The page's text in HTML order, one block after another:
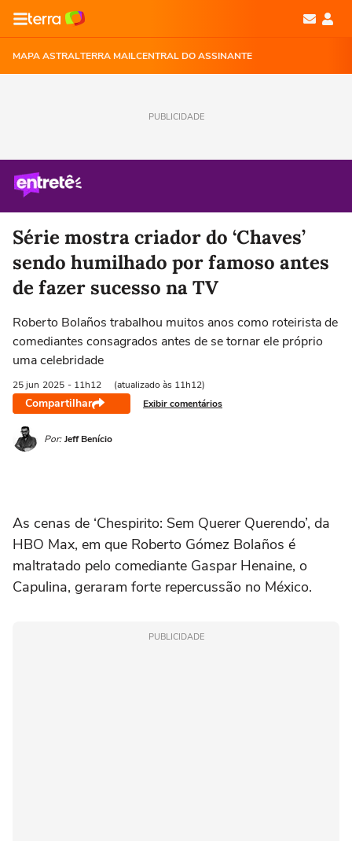
MAPA ASTRALTERRA MAILCENTRAL DO ASSINANTE
PUBLICIDADE
Série mostra criador do ‘Chaves’
sendo humilhado por famoso antes
de fazer sucesso na TV
Roberto Bolaños trabalhou muitos anos como roteirista de
comediantes consagrados antes de se tornar ele próprio
uma celebridade
25 jun 2025 - 11h12 (atualizado às 11h12)
Compartilhar Exibir comentários
Por: Jeff Benício
As cenas de ‘Chespirito: Sem Querer Querendo’, da
HBO Max, em que Roberto Gómez Bolaños é
maltratado pelo comediante Gaspar Henaine, o
Capulina, geraram forte repercussão no México.
PUBLICIDADE